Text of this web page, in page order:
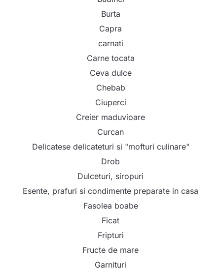
Burta
Capra
carnati
Carne tocata
Ceva dulce
Chebab
Ciuperci
Creier maduvioare
Curcan
Delicatese delicateturi si "mofturi culinare"
Drob
Dulceturi, siropuri
Esente, prafuri si condimente preparate in casa
Fasolea boabe
Ficat
Fripturi
Fructe de mare
Garnituri